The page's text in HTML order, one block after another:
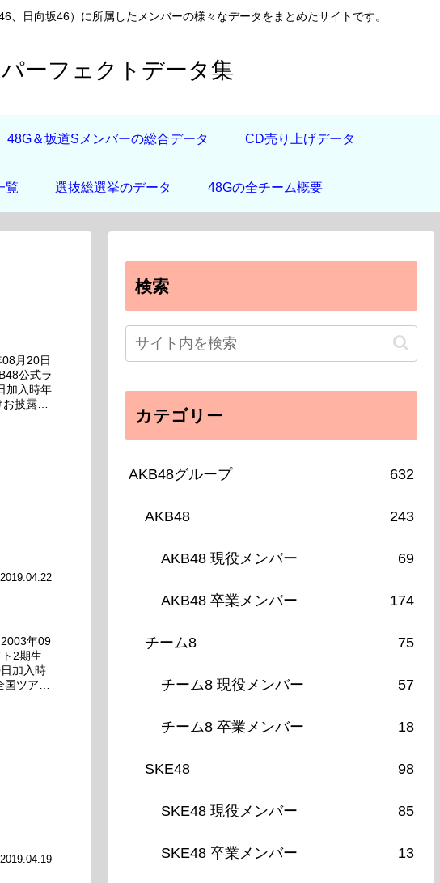
日向坂46）に所属したメンバーの様々なデータをまとめたサイトです。
ーフェクトデータ集
48G＆坂道Sメンバーの総合データ CD売り上げデータ
覧 選抜総選挙のデータ 48Gの全チーム概要
月20日
公式ラ
加入時年
披露目
2019.04.22
年09
2期生
加入時
ツアー
2019.04.19
検索
カテゴリー
AKB48グループ 632
AKB48 243
AKB48 現役メンバー 69
AKB48 卒業メンバー 174
チーム8 75
チーム8 現役メンバー 57
チーム8 卒業メンバー 18
SKE48 98
SKE48 現役メンバー 85
SKE48 卒業メンバー 13